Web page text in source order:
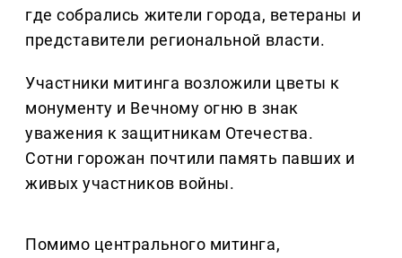
где собрались жители города, ветераны и
представители региональной власти.
Участники митинга возложили цветы к
монументу и Вечному огню в знак
уважения к защитникам Отечества.
Сотни горожан почтили память павших и
живых участников войны.
Помимо центрального митинга,